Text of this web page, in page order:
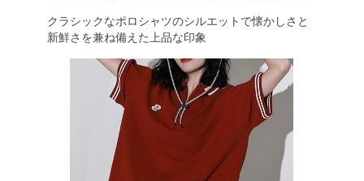
クラシックなポロシャツのシルエットで懐かしさと
新鮮さを兼ね備えた上品な印象